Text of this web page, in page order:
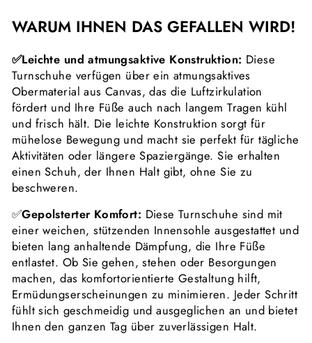
WARUM IHNEN DAS GEFALLEN WIRD!
✅Leichte und atmungsaktive Konstruktion: Diese
Turnschuhe verfügen über ein atmungsaktives
Obermaterial aus Canvas, das die Luftzirkulation
fördert und Ihre Füße auch nach langem Tragen kühl
und frisch hält. Die leichte Konstruktion sorgt für
mühelose Bewegung und macht sie perfekt für tägliche
Aktivitäten oder längere Spaziergänge. Sie erhalten
einen Schuh, der Ihnen Halt gibt, ohne Sie zu
beschweren.
✅Gepolsterter Komfort: Diese Turnschuhe sind mit
einer weichen, stützenden Innensohle ausgestattet und
bieten lang anhaltende Dämpfung, die Ihre Füße
entlastet. Ob Sie gehen, stehen oder Besorgungen
machen, das komfortorientierte Gestaltung hilft,
Ermüdungserscheinungen zu minimieren. Jeder Schritt
fühlt sich geschmeidig und ausgeglichen an und bietet
Ihnen den ganzen Tag über zuverlässigen Halt.